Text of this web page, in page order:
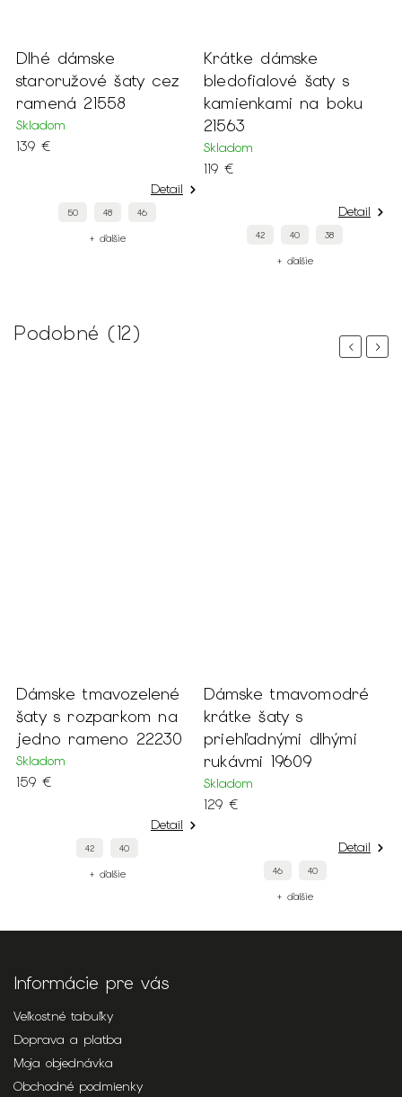
Dlhé dámske
staroružové šaty cez
ramená 21558
Skladom
139 €
Detail
50 48 46
+ ďalšie
Krátke dámske
bledofialové šaty s
kamienkami na boku
21563
Skladom
119 €
Detail
42 40 38
+ ďalšie
Podobné (12)
Previous
Dámske tmavozelené
šaty s rozparkom na
jedno rameno 22230
Skladom
159 €
Detail
42 40
+ ďalšie
Dámske tmavomodré
krátke šaty s
priehľadnými dlhými
rukávmi 19609
Skladom
129 €
Detail
46 40
+ ďalšie
Next
Informácie pre vás
Veľkostné tabuľky
Doprava a platba
Moja objednávka
Obchodné podmienky